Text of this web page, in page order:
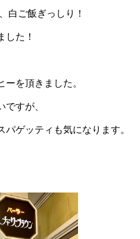
白ご飯ぎっしり！
した！
を頂きました。
すが、
ゲッティも気になります。